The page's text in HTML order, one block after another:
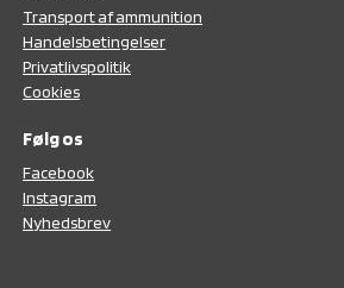
Transport af ammunition
Handelsbetingelser
Privatlivspolitik
Cookies
Følg os
Facebook
Instagram
Nyhedsbrev